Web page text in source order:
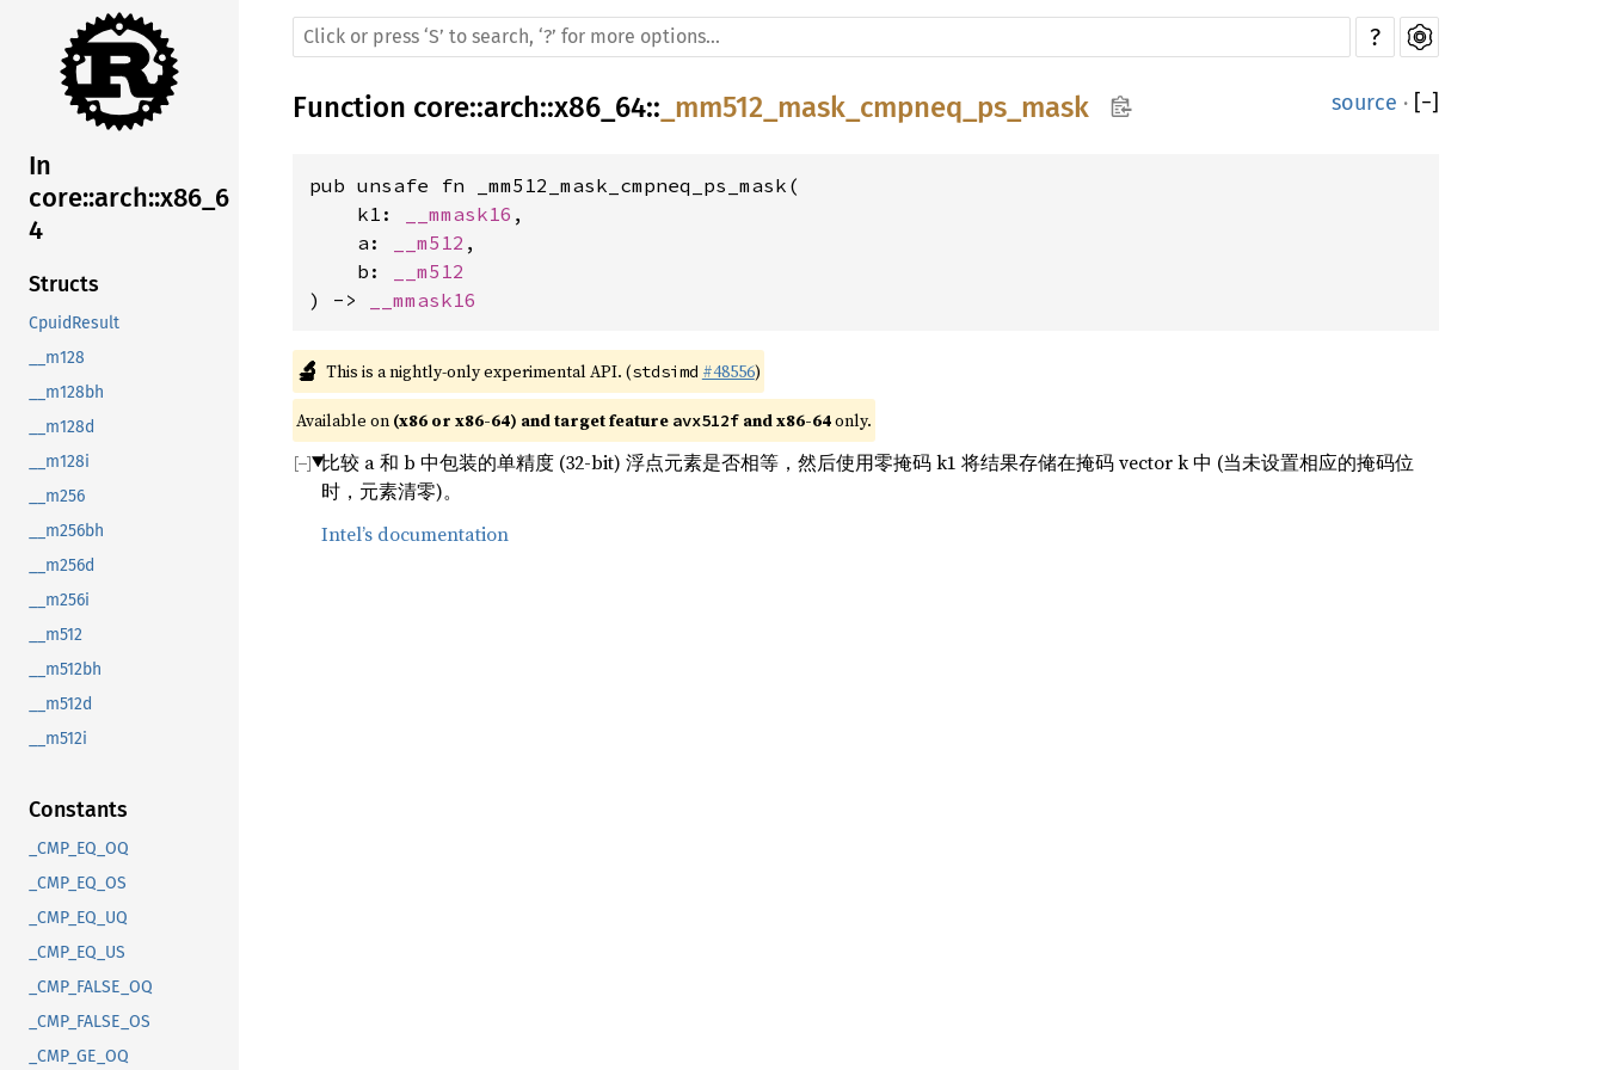
In
core::arch::x86_6
4
Structs
CpuidResult
__m128
__m128bh
__m128d
__m128i
__m256
__m256bh
__m256d
__m256i
__m512
__m512bh
__m512d
__m512i
Constants
_CMP_EQ_OQ
_CMP_EQ_OS
_CMP_EQ_UQ
_CMP_EQ_US
_CMP_FALSE_OQ
_CMP_FALSE_OS
_CMP_GE_OQ
?
Function core::arch::x86_64:: _mm512_mask_cmpneq_ps_mask source · [−]
pub unsafe fn _mm512_mask_cmpneq_ps_mask(
    k1:
__mmask16 ,
    a:
__m512 ,
    b:
__m512
) ->
__mmask16
🔬 This is a nightly-only experimental API. (stdsimd #48556)
Available on (x86 or x86-64) and target feature avx512f and x86-64 only.
比较 a 和 b 中包装的单精度 (32-bit) 浮点元素是否相等，然后使用零掩码 k1 将结果存储在掩码 vector k 中 (当未设置相应的掩码位
时，元素清零)。
Intel’s documentation